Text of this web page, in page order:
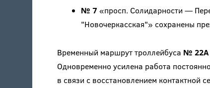
№ 7 «просп. Солидарности —
"Новочеркасская"» сохранены
Временный маршрут троллейбуса № 22А
Одновременно усилена работа
в связи с восстановлением контактной